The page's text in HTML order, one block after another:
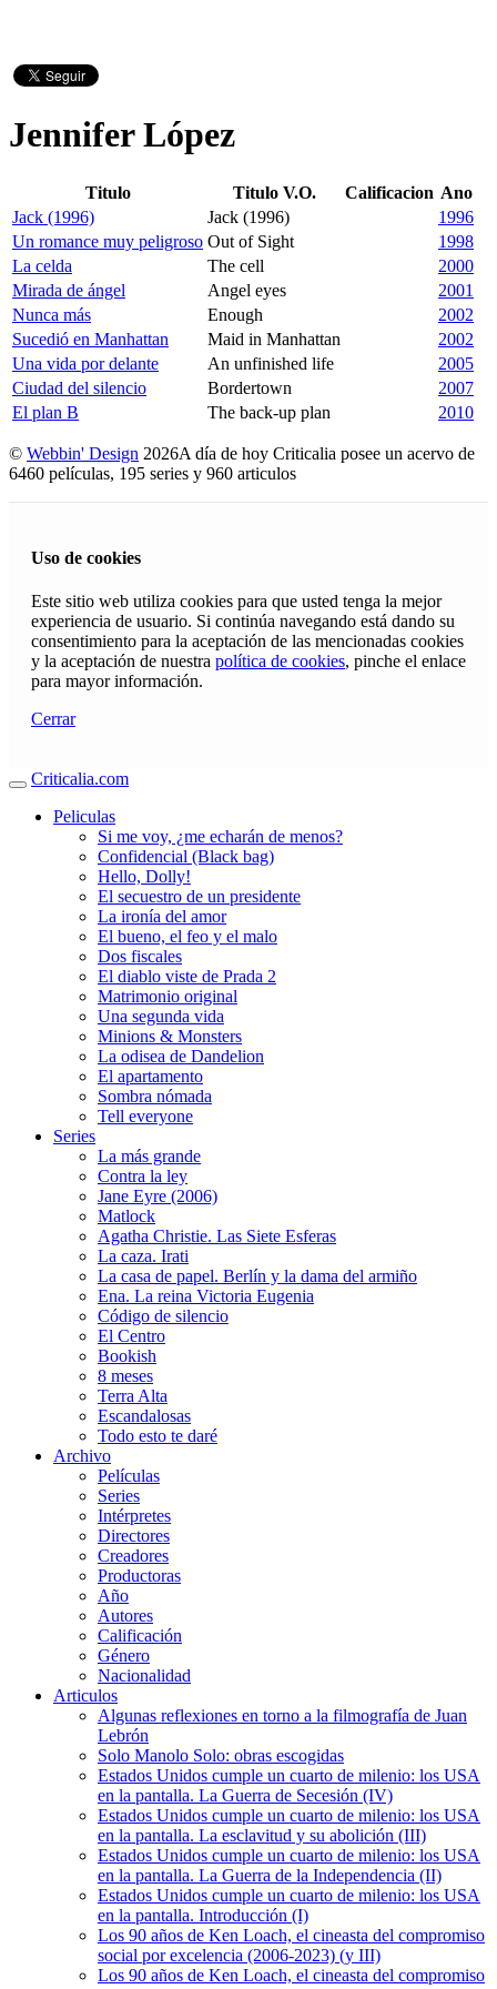
Jennifer López
Titulo Titulo V.O. Calificacion Ano
Jack (1996)
Jack (1996)
1996
Un romance muy peligroso Out of Sight
1998
La celda
The cell
2000
Mirada de ángel
Angel eyes
2001
Nunca más
Enough
2002
Sucedió en Manhattan
Maid in Manhattan
2002
Una vida por delante
An unfinished life
2005
Ciudad del silencio
Bordertown
2007
El plan B
The back-up plan 2010
© Webbin' Design 2026A día de hoy Criticalia posee un acervo de
6460 películas, 195 series y 960 articulos
Uso de cookies
Este sitio web utiliza cookies para que usted tenga la mejor
experiencia de usuario. Si continúa navegando está dando su
consentimiento para la aceptación de las mencionadas cookies
y la aceptación de nuestra política de cookies, pinche el enlace
para mayor información.
Cerrar
Criticalia.com
Peliculas
Si me voy, ¿me echarán de menos?
Confidencial (Black bag)
Hello, Dolly!
El secuestro de un presidente
La ironía del amor
El bueno, el feo y el malo
Dos fiscales
El diablo viste de Prada 2
Matrimonio original
Una segunda vida
Minions & Monsters
La odisea de Dandelion
El apartamento
Sombra nómada
Tell everyone
Series
La más grande
Contra la ley
Jane Eyre (2006)
Matlock
Agatha Christie. Las Siete Esferas
La caza. Irati
La casa de papel. Berlín y la dama del armiño
Ena. La reina Victoria Eugenia
Código de silencio
El Centro
Bookish
8 meses
Terra Alta
Escandalosas
Todo esto te daré
Archivo
Películas
Series
Intérpretes
Directores
Creadores
Productoras
Año
Autores
Calificación
Género
Nacionalidad
Articulos
Algunas reflexiones en torno a la filmografía de Juan
Lebrón
Solo Manolo Solo: obras escogidas
Estados Unidos cumple un cuarto de milenio: los USA
en la pantalla. La Guerra de Secesión (IV)
Estados Unidos cumple un cuarto de milenio: los USA
en la pantalla. La esclavitud y su abolición (III)
Estados Unidos cumple un cuarto de milenio: los USA
en la pantalla. La Guerra de la Independencia (II)
Estados Unidos cumple un cuarto de milenio: los USA
en la pantalla. Introducción (I)
Los 90 años de Ken Loach, el cineasta del compromiso
social por excelencia (2006-2023) (y III)
Los 90 años de Ken Loach, el cineasta del compromiso